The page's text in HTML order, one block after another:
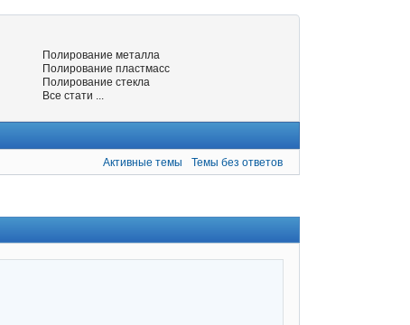
Полирование металла
Полирование пластмасс
Полирование стекла
Все стати ...
Активные темы Темы без ответов